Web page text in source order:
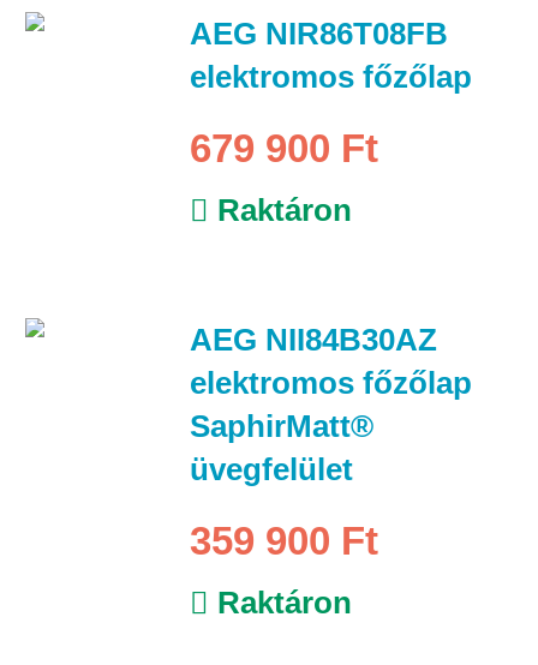
AEG NIR86T08FB
elektromos főzőlap
679 900 Ft
Raktáron
AEG NII84B30AZ
elektromos főzőlap
SaphirMatt®
üvegfelület
359 900 Ft
Raktáron